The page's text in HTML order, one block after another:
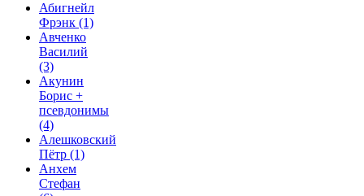
Абигнейл
Фрэнк (1)
Авченко
Василий
(3)
Акунин
Борис +
псевдонимы
(4)
Алешковский
Пётр (1)
Анхем
Стефан